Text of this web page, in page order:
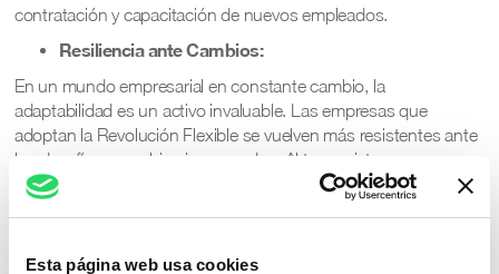
Esta página web usa cookies
contratación y capacitación de nuevos empleados.
Resiliencia ante Cambios:
En un mundo empresarial en constante cambio, la
adaptabilidad es un activo invaluable. Las empresas que
adoptan la Revolución Flexible se vuelven más resistentes ante
los desafíos y cambios inesperados. Al tener sistemas y
estructuras flexibles, se facilita la transición hacia nuevas formas